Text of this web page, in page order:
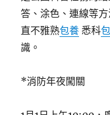
答、涂色、連線等
直不雅熟包養 悉科
識。
*消防年夜闖關